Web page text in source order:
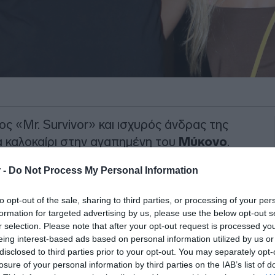
- Do Not Process My Personal Information
opt-out of the sale, sharing to third parties, or processing of your
for targeted advertising by us, please use the below opt-out
selection. Please note that after your opt-out request is processed
interest-based ads based on personal information utilized by us
to third parties prior to your opt-out. You may separately
of your personal information by third parties on the IAB’s list of
«Mr. Survivor» και ισχυρός άνδρας της
στην αγαπημένη του Μύκονο.
ένα μικρό διάλειμμα από τις
απολαμβάνει στιγμές
ανέμων, έχοντας στο πλευρό του την
Altunkaya.
του Mykonos Live TV σε βραδινή
Ατζούν Ιλιτζαλί, όπως συνηθίζει, δεν